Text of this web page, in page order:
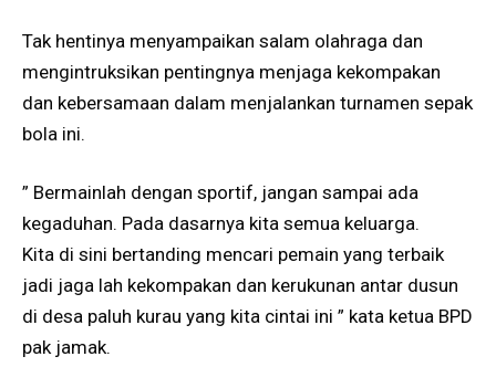
Tak hentinya menyampaikan salam olahraga dan
mengintruksikan pentingnya menjaga kekompakan
dan kebersamaan dalam menjalankan turnamen sepak
bola ini.
” Bermainlah dengan sportif, jangan sampai ada
kegaduhan. Pada dasarnya kita semua keluarga.
Kita di sini bertanding mencari pemain yang terbaik
jadi jaga lah kekompakan dan kerukunan antar dusun
di desa paluh kurau yang kita cintai ini ” kata ketua BPD
pak jamak.